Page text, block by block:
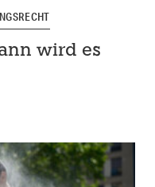
wird es